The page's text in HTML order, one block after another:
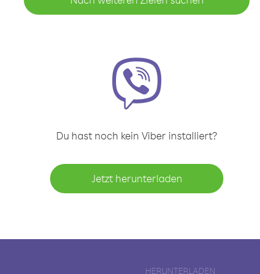
Du hast noch kein Viber installiert?
Jetzt herunterladen
HERUNTERLADEN